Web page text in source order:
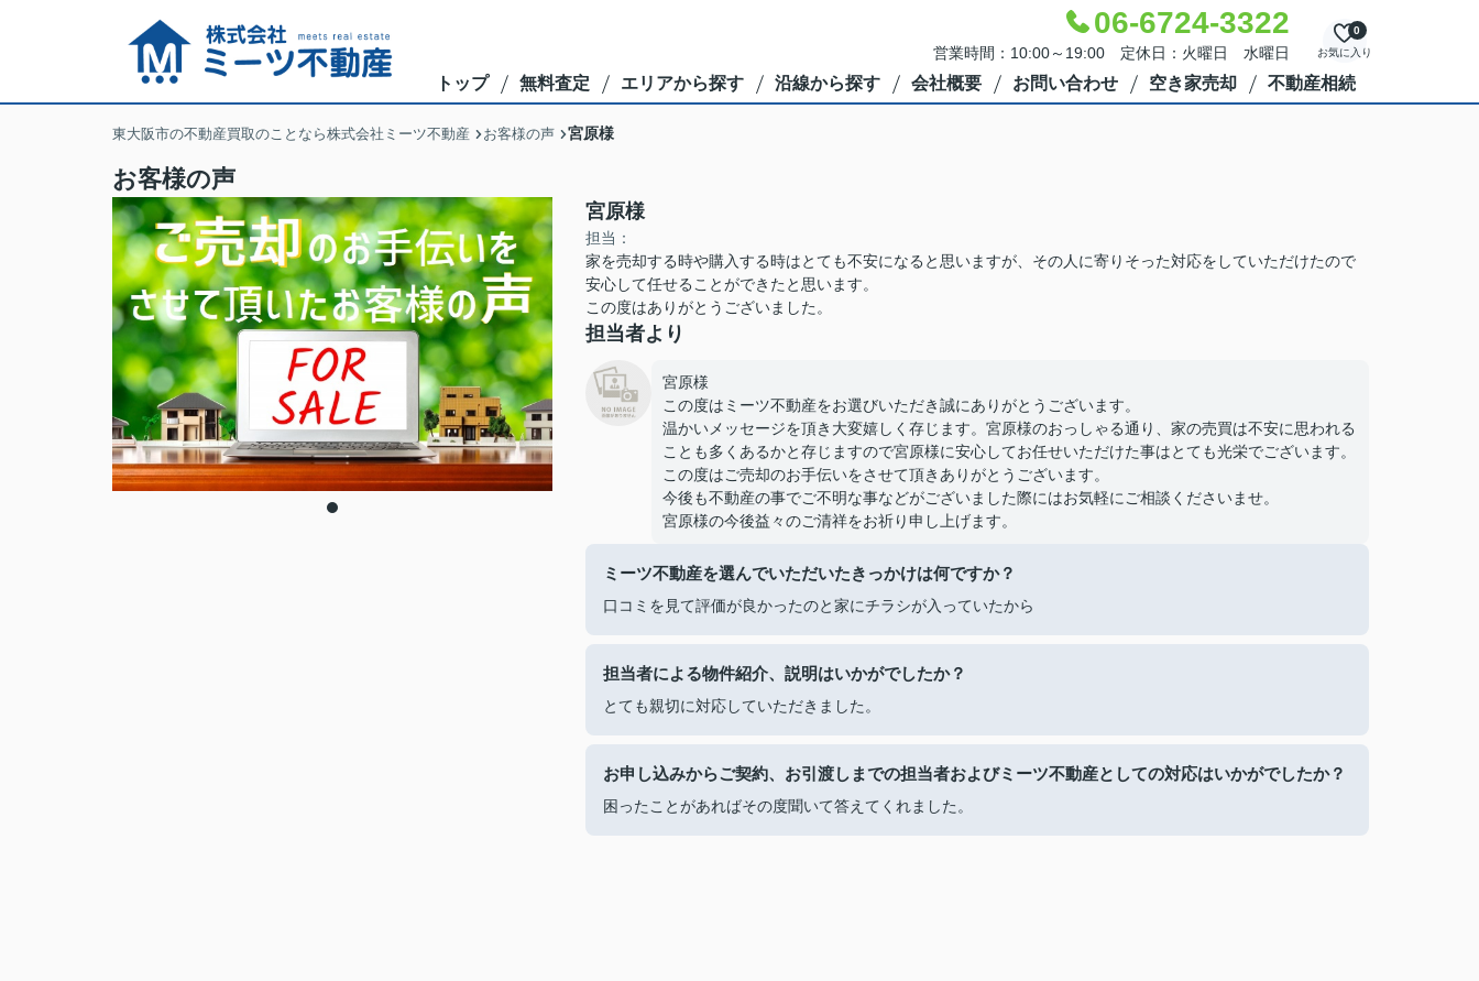
06-6724-3322
営業時間：10:00～19:00 定休日：火曜日 水曜日 お気に入り
0
トップ 無料査定 エリアから探す 沿線から探す 会社概要 お問い合わせ 空き家売却 不動産相続
東大阪市の不動産買取のことなら株式会社ミーツ不動産 お客様の声 宮原様
お客様の声
宮原様
担当：
家を売却する時や購入する時はとても不安になると思いますが、その人に寄りそった対応をしていただけたので
安心して任せることができたと思います。
この度はありがとうございました。
担当者より
宮原様
この度はミーツ不動産をお選びいただき誠にありがとうございます。
温かいメッセージを頂き大変嬉しく存じます。宮原様のおっしゃる通り、家の売買は不安に思われる
ことも多くあるかと存じますので宮原様に安心してお任せいただけた事はとても光栄でございます。
この度はご売却のお手伝いをさせて頂きありがとうございます。
今後も不動産の事でご不明な事などがございました際にはお気軽にご相談くださいませ。
宮原様の今後益々のご清祥をお祈り申し上げます。
ミーツ不動産を選んでいただいたきっかけは何ですか？
口コミを見て評価が良かったのと家にチラシが入っていたから
担当者による物件紹介、説明はいかがでしたか？
とても親切に対応していただきました。
お申し込みからご契約、お引渡しまでの担当者およびミーツ不動産としての対応はいかがでしたか？
困ったことがあればその度聞いて答えてくれました。